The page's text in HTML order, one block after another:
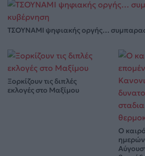
ΤΣΟΥΝΑΜΙ ψηφιακής οργής…
Ξορκίζουν τις διπλές
εκλογές στο Μαξίμου
Ο